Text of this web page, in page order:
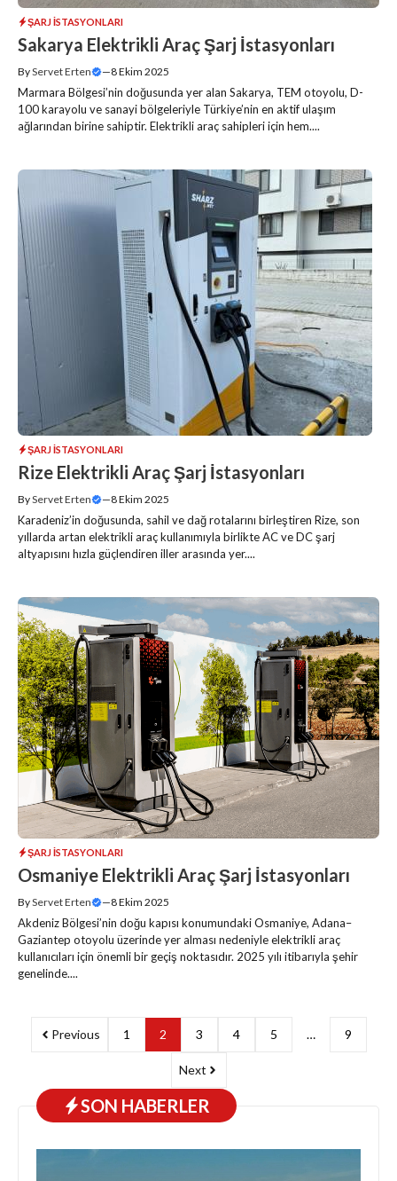
ŞARJ İSTASYONLARI
Sakarya Elektrikli Araç Şarj İstasyonları
ByServet Erten —8 Ekim 2025
Marmara Bölgesi’nin doğusunda yer alan Sakarya, TEM otoyolu, D-
100 karayolu ve sanayi bölgeleriyle Türkiye’nin en aktif ulaşım
ağlarından birine sahiptir. Elektrikli araç sahipleri için hem....
ŞARJ İSTASYONLARI
Rize Elektrikli Araç Şarj İstasyonları
ByServet Erten —8 Ekim 2025
Karadeniz’in doğusunda, sahil ve dağ rotalarını birleştiren Rize, son
yıllarda artan elektrikli araç kullanımıyla birlikte AC ve DC şarj
altyapısını hızla güçlendiren iller arasında yer....
ŞARJ İSTASYONLARI
Osmaniye Elektrikli Araç Şarj İstasyonları
ByServet Erten —8 Ekim 2025
Akdeniz Bölgesi’nin doğu kapısı konumundaki Osmaniye, Adana–
Gaziantep otoyolu üzerinde yer alması nedeniyle elektrikli araç
kullanıcıları için önemli bir geçiş noktasıdır. 2025 yılı itibarıyla şehir
genelinde....
Previous 1 2 3 4 5 … 9
Next
SON HABERLER